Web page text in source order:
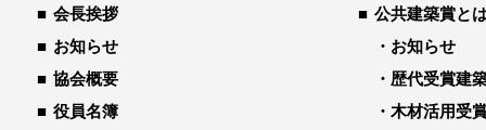
会長挨拶
お知らせ
協会概要
役員名簿
公共建築賞と
お知らせ
歴代受賞建
木材活用受